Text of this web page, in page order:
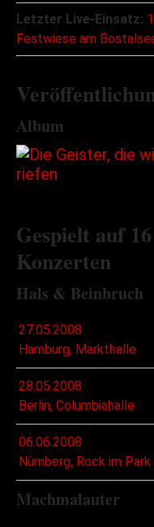
Letzter Live-Einsatz:
Festwiese am
Album
Gespielt auf
Konzerten
Hals & Beinbruch
27.05.2008
Hamburg, Markthalle
28.05.2008
Berlin, Columbiahalle
06.06.2008
Nürnberg, Rock im
Machmalauter